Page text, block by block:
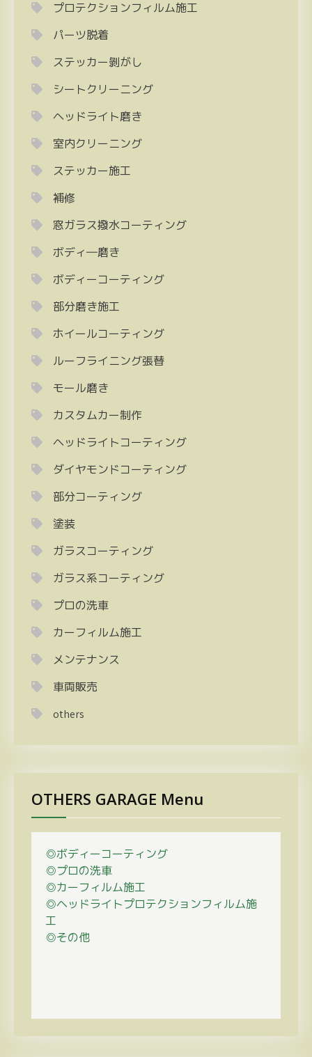
プロテクションフィルム施工
パーツ脱着
ステッカー剝がし
シートクリーニング
ヘッドライト磨き
室内クリーニング
ステッカー施工
補修
窓ガラス撥水コーティング
ボディ―磨き
ボディーコーティング
部分磨き施工
ホイールコーティング
ルーフライニング張替
モール磨き
カスタムカー制作
ヘッドライトコーティング
ダイヤモンドコーティング
部分コーティング
塗装
ガラスコーティング
ガラス系コーティング
プロの洗車
カーフィルム施工
メンテナンス
車両販売
others
OTHERS GARAGE Menu
◎ボディーコーティング
◎プロの洗車
◎カーフィルム施工
◎ヘッドライトプロテクションフィルム施
工
◎その他